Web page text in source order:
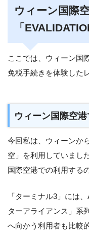
ウィーン国際
「
ここでは、ウィーン国
免税手続きを体験した
ウィーン国際空
今回私は、ウィーンか
空」を利用していまし
国際空港での利用する
「ターミナル3」には
ターアライアンス」系
へ向かう利用者も比較